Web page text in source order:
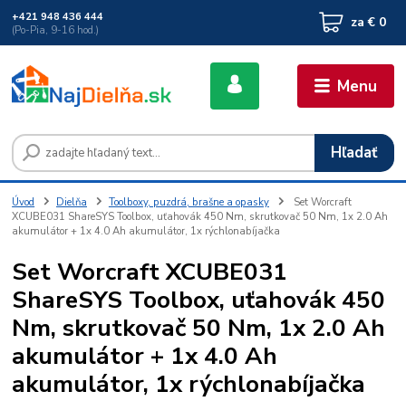
Menu
Hľadať
+421 948 436 444
(Po-Pia, 9-16 hod.)
za € 0
Úvod Dielňa Toolboxy, puzdrá, brašne a opasky
Set Worcraft
XCUBE031 ShareSYS Toolbox, uťahovák 450 Nm, skrutkovač 50 Nm, 1x 2.0 Ah
akumulátor + 1x 4.0 Ah akumulátor, 1x rýchlonabíjačka
Set Worcraft XCUBE031
ShareSYS Toolbox, uťahovák 450
Nm, skrutkovač 50 Nm, 1x 2.0 Ah
akumulátor + 1x 4.0 Ah
akumulátor, 1x rýchlonabíjačka